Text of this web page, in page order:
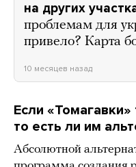
на других
проблемам для
привело? Карта
10 месяцев назад
Если
то есть ли им
Абсолютной